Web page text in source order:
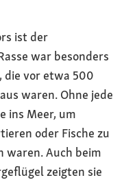
ist der
war besonders
die vor etwa 500
waren. Ohne jede
ins Meer, um
oder Fische zu
waren. Auch beim
zeigten sie